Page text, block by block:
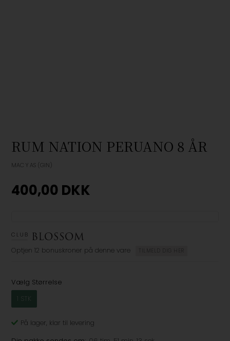
RUM NATION PERUANO 8 ÅR
MAC Y AS (GIN)
400,00 DKK
Optjen 12 bonuskroner på denne vare TILMELD DIG HER
Vælg Størrelse
1 STK
På lager, klar til levering